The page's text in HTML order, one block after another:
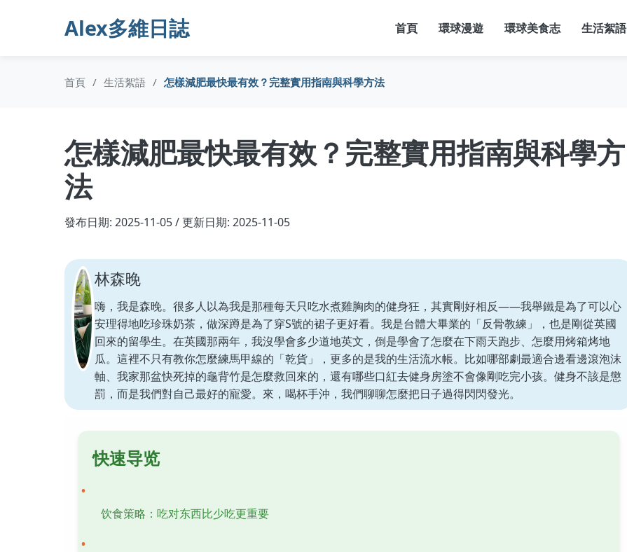
Alex多維日誌 首頁 環球漫遊 環球美食志 生活絮語
首頁 / 生活絮語 / 怎樣減肥最快最有效？完整實用指南與科學方法
怎樣減肥最快最有效？完整實用指南與科學方
法
發布日期: 2025-11-05 / 更新日期: 2025-11-05
林森晚
嗨，我是森晚。很多人以為我是那種每天只吃水煮雞胸肉的健身狂，其實剛好相反——我舉鐵是為了可以心
安理得地吃珍珠奶茶，做深蹲是為了穿S號的裙子更好看。我是台體大畢業的「反骨教練」，也是剛從英國
回來的留學生。在英國那兩年，我沒學會多少道地英文，倒是學會了怎麼在下雨天跑步、怎麼用烤箱烤地
瓜。這裡不只有教你怎麼練馬甲線的「乾貨」，更多的是我的生活流水帳。比如哪部劇最適合邊看邊滾泡沫
軸、我家那盆快死掉的龜背竹是怎麼救回來的，還有哪些口紅去健身房塗不會像剛吃完小孩。健身不該是懲
罰，而是我們對自己最好的寵愛。來，喝杯手沖，我們聊聊怎麼把日子過得閃閃發光。
快速导览
饮食策略：吃对东西比少吃更重要